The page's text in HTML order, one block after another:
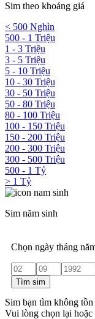
Sim theo khoảng giá
< 500 Nghìn
500 - 1 Triệu
1 - 3 Triệu
3 - 5 Triệu
5 - 10 Triệu
10 - 30 Triệu
30 - 50 Triệu
50 - 80 Triệu
80 - 100 Triệu
100 - 150 Triệu
150 - 200 Triệu
200 - 300 Triệu
300 - 500 Triệu
500 - 1 Tỷ
> 1 Tỷ
Sim năm sinh
Chọn ngày tháng
Tìm sim
Sim bạn tìm không
Vui lòng chọn lại